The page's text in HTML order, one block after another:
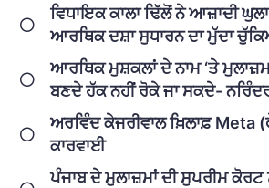
ਵਿਧਾਇਕ ਕਾਲਾ ਢਿੱਲੋਂ ਨੇ ਆਜ਼ਾਦੀ
ਆਰਥਿਕ ਦਸ਼ਾ ਸੁਧਾਰਨ ਦਾ ਮੁੱਦਾ
ਆਰਥਿਕ ਮੁਸ਼ਕਲਾਂ ਦੇ ਨਾਮ ‘ਤੇ
ਬਣਦੇ ਹੱਕ ਨਹੀਂ ਰੋਕੇ ਜਾ ਸਕਦੇ-
ਅਰਵਿੰਦ ਕੇਜਰੀਵਾਲ ਖ਼ਿਲਾਫ਼ Meta
ਕਾਰਵਾਈ
ਪੰਜਾਬ ਦੇ ਮੁਲਾਜ਼ਮਾਂ ਦੀ ਸੁਪਰੀਮ